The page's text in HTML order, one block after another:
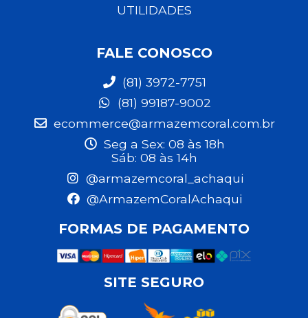
UTILIDADES
FALE CONOSCO
(81) 3972-7751
(81) 99187-9002
ecommerce@armazemcoral.com.br
Seg a Sex: 08 às 18h
Sáb: 08 às 14h
@armazemcoral_achaqui
@ArmazemCoralAchaqui
FORMAS DE PAGAMENTO
SITE SEGURO